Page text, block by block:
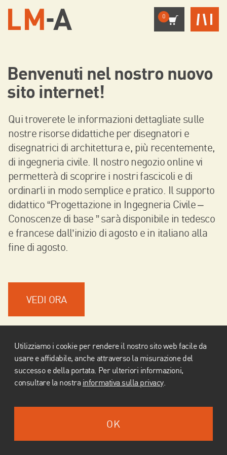
Benvenuti nel nostro nuovo
sito internet!
Qui troverete le informazioni dettagliate sulle
nostre risorse didattiche per disegnatori e
disegnatrici di architettura e, più recentemente,
di ingegneria civile. Il nostro negozio online vi
permetterà di scoprire i nostri fascicoli e di
ordinarli in modo semplice e pratico. Il supporto
didattico “Progettazione in Ingegneria Civile –
Conoscenze di base ” sarà disponibile in tedesco
e francese dall’inizio di agosto e in italiano alla
fine di agosto.
VEDI ORA
0
Utilizziamo i cookie per rendere il nostro sito web facile da
usare e affidabile, anche attraverso la misurazione del
successo e della portata. Per ulteriori informazioni,
consultare la nostra informativa sulla privacy.
OK